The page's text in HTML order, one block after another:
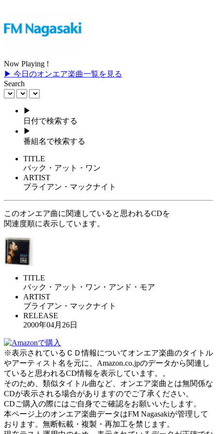
Now Playing !
▶ 今日のオンエア楽曲一覧を見る
Search
▶
日付で検索する
▶
番組名で検索する
TITLE
バック・アット・ワン
ARTIST
ブライアン・マックナイト
このオンエア曲に関連していると思われるCDを
関連度順に表示しています。
TITLE
バック・アット・ワン・アンド・モア
ARTIST
ブライアン・マックナイト
RELEASE
2000年04月26日
※表示されているＣＤ情報についてオンエア楽曲のタイトル
やアーティスト名を元に、Amazon.co.jpのデータから関連し
ていると思われるCD情報を表示しています。。
そのため、類似タイトル曲など、オンエア楽曲とは無関係な
CDが表示される場合がありますのでご了承ください。
CDご購入の際にはご自身でご確認をお願いいたします。
本ページ上のオンエア楽曲データはFM Nagasakiが管理して
おります。無断転載・複製・再加工を禁じます。